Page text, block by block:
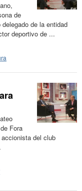
de
de la entidad
deportivo de ...
Fora
del club